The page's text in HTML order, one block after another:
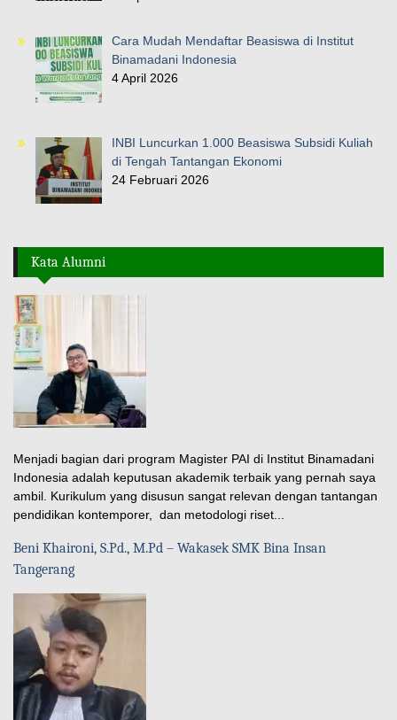
Cara Mudah Mendaftar Beasiswa di Institut
Binamadani Indonesia
4 April 2026
INBI Luncurkan 1.000 Beasiswa Subsidi Kuliah
di Tengah Tantangan Ekonomi
24 Februari 2026
Kata Alumni
Menjadi bagian dari program Magister PAI di Institut Binamadani
Indonesia adalah keputusan akademik terbaik yang pernah saya
ambil. Kurikulum yang disusun sangat relevan dengan tantangan
pendidikan kontemporer, dan metodologi riset...
Beni Khaironi, S.Pd., M.Pd – Wakasek SMK Bina Insan
Tangerang